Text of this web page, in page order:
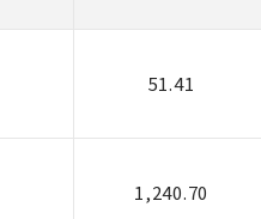
51.41
1,240.70